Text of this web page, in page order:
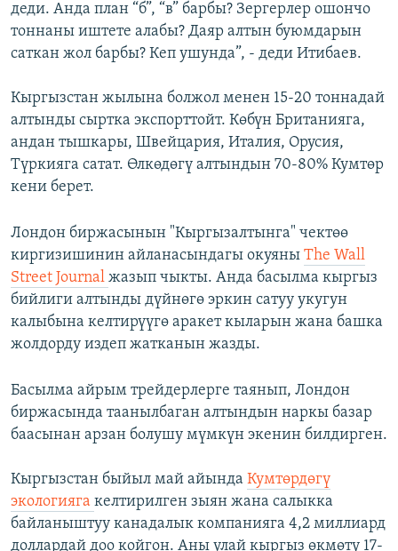
деди. Анда план “б”, “в” барбы? Зергерлер ошончо
тоннаны иштете алабы? Даяр алтын буюмдарын
саткан жол барбы? Кеп ушунда”, - деди Итибаев.
Кыргызстан жылына болжол менен 15-20 тоннадай
алтынды сыртка экспорттойт. Көбүн Британияга,
андан тышкары, Швейцария, Италия, Орусия,
Түркияга сатат. Өлкөдөгү алтындын 70-80% Кумтөр
кени берет.
Лондон биржасынын "Кыргызалтынга" чектөө
киргизишинин айланасындагы окуяны The Wall
Street Journal жазып чыкты. Анда басылма кыргыз
бийлиги алтынды дүйнөгө эркин сатуу укугун
калыбына келтирүүгө аракет кыларын жана башка
жолдорду издеп жатканын жазды.
Басылма айрым трейдерлерге таянып, Лондон
биржасында таанылбаган алтындын наркы базар
баасынан арзан болушу мүмкүн экенин билдирген.
Кыргызстан быйыл май айында Кумтөрдөгү
экологияга келтирилген зыян жана салыкка
байланыштуу канадалык компанияга 4,2 миллиард
доллардай доо койгон. Аны улай кыргыз өкмөтү 17-